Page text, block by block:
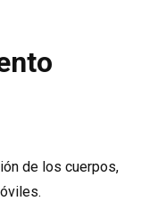
de los cuerpos,